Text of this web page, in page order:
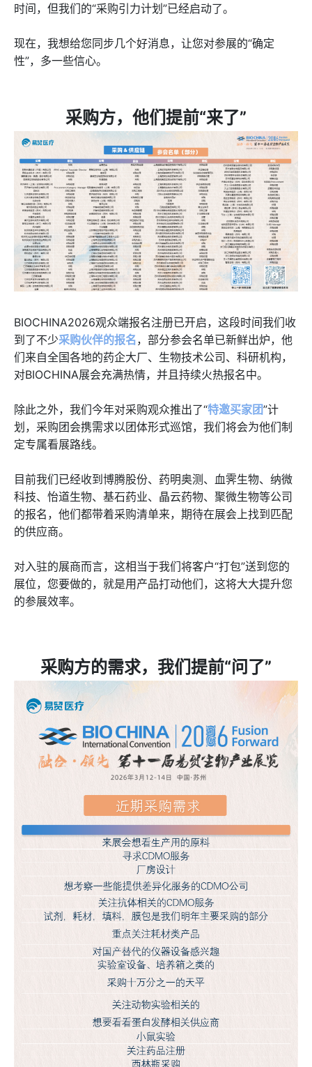
时间，但我们的“采购引力计划”已经启动了。
现在，我想给您同步几个好消息，让您对参展的“确定
性”，多一些信心。
采购方，他们提前“来了”
BIOCHINA2026观众端报名注册已开启，这段时间我们收
到了不少采购伙伴的报名，部分参会名单已新鲜出炉，他
们来自全国各地的药企大厂、生物技术公司、科研机构，
对BIOCHINA展会充满热情，并且持续火热报名中。
除此之外，我们今年对采购观众推出了“特邀买家团”计
划，采购团会携需求以团体形式巡馆，我们将会为他们制
定专属看展路线。
目前我们已经收到博腾股份、药明奥测、血霁生物、纳微
科技、怡道生物、基石药业、晶云药物、聚微生物等公司
的报名，他们都带着采购清单来，期待在展会上找到匹配
的供应商。
对入驻的展商而言，这相当于我们将客户“打包”送到您的
展位，您要做的，就是用产品打动他们，这将大大提升您
的参展效率。
采购方的需求，我们提前“问了”